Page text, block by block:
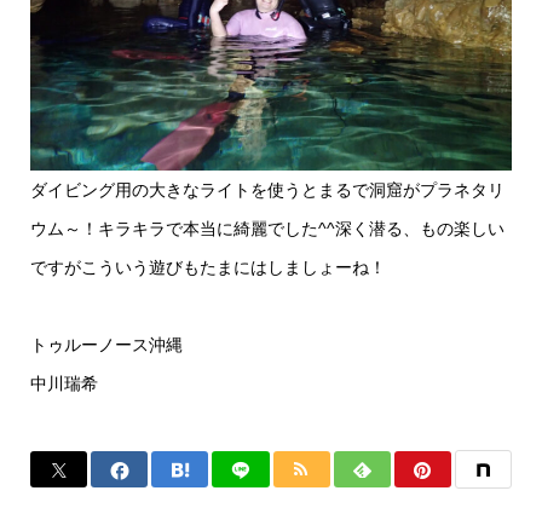
ダイビング用の大きなライトを使うとまるで洞窟がプラネタリ
ウム～！キラキラで本当に綺麗でした^^深く潜る、もの楽しい
ですがこういう遊びもたまにはしましょーね！
トゥルーノース沖縄
中川瑞希